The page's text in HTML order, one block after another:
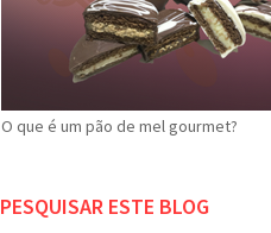
O que é um pão de mel gourmet?
PESQUISAR ESTE BLOG